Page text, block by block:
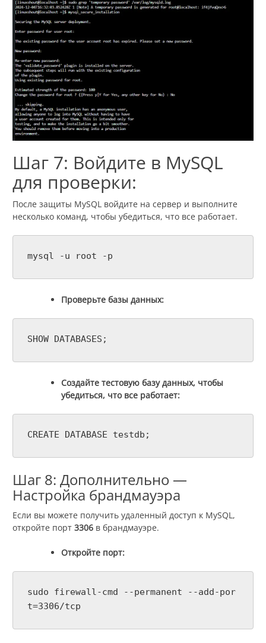
Шаг 7: Войдите в MySQL
для проверки:
После защиты MySQL войдите на сервер и выполните
несколько команд, чтобы убедиться, что все работает.
mysql -u root -p
Проверьте базы данных:
SHOW DATABASES;
Создайте тестовую базу данных, чтобы
убедиться, что все работает:
CREATE DATABASE testdb;
Шаг 8: Дополнительно —
Настройка брандмауэра
Если вы можете получить удаленный доступ к MySQL,
откройте порт 3306 в брандмауэре.
Откройте порт:
sudo firewall-cmd --permanent --add-por
t=3306/tcp